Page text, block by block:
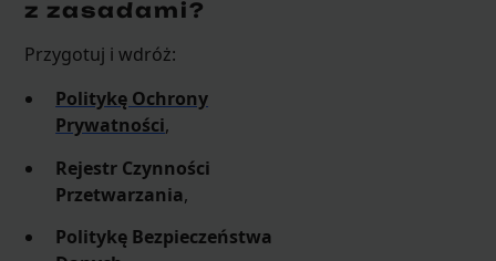
z zasadami?
Przygotuj i wdróż:
Politykę Ochrony
Prywatności,
Rejestr Czynności
Przetwarzania,
Politykę Bezpieczeństwa